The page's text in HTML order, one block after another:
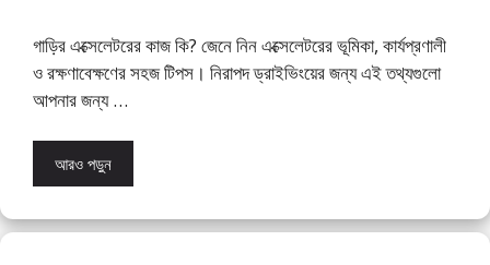
গাড়ির এক্সেলেটরের কাজ কি? জেনে নিন এক্সেলেটরের ভূমিকা, কার্যপ্রণালী
ও রক্ষণাবেক্ষণের সহজ টিপস। নিরাপদ ড্রাইভিংয়ের জন্য এই তথ্যগুলো
আপনার জন্য …
আরও পড়ুন